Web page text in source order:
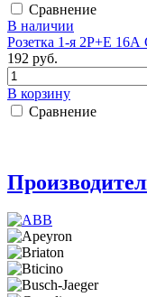
Сравнение
В наличии
Розетка 1-я 2P+E
192 руб.
В корзину
Сравнение